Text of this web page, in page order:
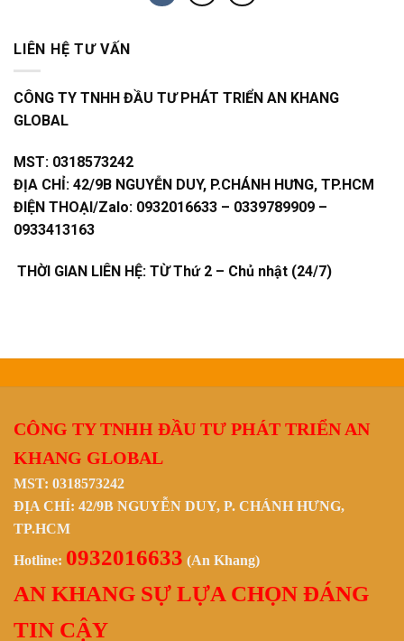
LIÊN HỆ TƯ VẤN
CÔNG TY TNHH ĐẦU TƯ PHÁT TRIỂN AN KHANG
GLOBAL
MST: 0318573242
ĐỊA CHỈ: 42/9B NGUYỄN DUY, P.CHÁNH HƯNG, TP.HCM
ĐIỆN THOẠI/Zalo: 0932016633 – 0339789909 –
0933413163
THỜI GIAN LIÊN HỆ: TỪ Thứ 2 – Chủ nhật (24/7)
CÔNG TY TNHH ĐẦU TƯ PHÁT TRIỂN AN
KHANG GLOBAL
MST: 0318573242
ĐỊA CHỈ: 42/9B NGUYỄN DUY, P. CHÁNH HƯNG,
TP.HCM
Hotline: 0932016633 (An Khang)
AN KHANG SỰ LỰA CHỌN ĐÁNG
TIN CẬY